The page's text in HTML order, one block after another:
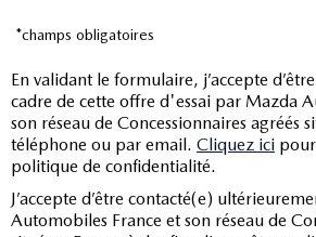
*champs obligatoires
En validant le formulaire, j’accepte
cadre de cette offre d'essai par Mazda
son réseau de Concessionnaires agréés
téléphone ou par email. Cliquez ici
politique de confidentialité.
J’accepte d’être contacté(e)
Automobiles France et son réseau de